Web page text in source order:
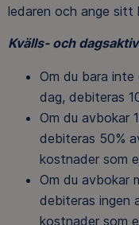
ledaren och ange sitt
Kvälls- och
Om du bara inte
dag, debiteras
Om du avbokar
debiteras 50%
kostnader som
Om du avbokar
debiteras
kostnader som